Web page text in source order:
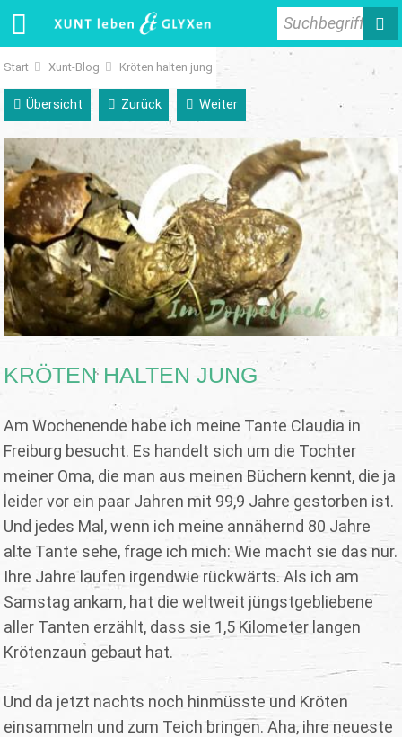
Suchbegriff
Start Xunt-Blog Kröten halten jung
Übersicht Zurück Weiter
KRÖTEN HALTEN JUNG
Am Wochenende habe ich meine Tante Claudia in
Freiburg besucht. Es handelt sich um die Tochter
meiner Oma, die man aus meinen Büchern kennt, die ja
leider vor ein paar Jahren mit 99,9 Jahre gestorben ist.
Und jedes Mal, wenn ich meine annähernd 80 Jahre
alte Tante sehe, frage ich mich: Wie macht sie das nur.
Ihre Jahre laufen irgendwie rückwärts. Als ich am
Samstag ankam, hat die weltweit jüngstgebliebene
aller Tanten erzählt, dass sie 1,5 Kilometer langen
Krötenzaun gebaut hat.
Und da jetzt nachts noch hinmüsste und Kröten
einsammeln und zum Teich bringen. Aha, ihre neueste